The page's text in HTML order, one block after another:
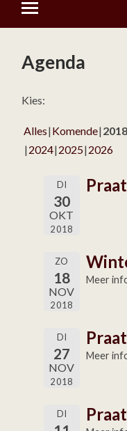
Agenda
Kies:
Alles Komende 2018
2024 2025 2026
DI
30
OKT
2018
ZO
18
NOV
2018
Meer
DI
27
NOV
2018
Meer
DI